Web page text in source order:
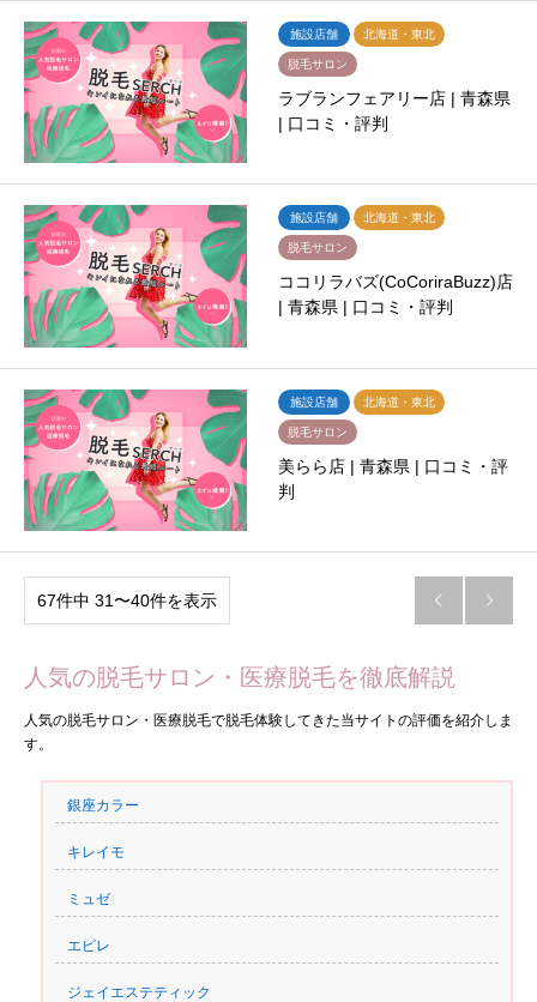
施設店舗 北海道・東北
脱毛サロン
ラブランフェアリー店 | 青森県
| 口コミ・評判
施設店舗 北海道・東北
脱毛サロン
ココリラバズ(CoCoriraBuzz)店
| 青森県 | 口コミ・評判
施設店舗 北海道・東北
脱毛サロン
美らら店 | 青森県 | 口コミ・評
判
67件中 31〜40件を表示  
人気の脱毛サロン・医療脱毛を徹底解説
人気の脱毛サロン・医療脱毛で脱毛体験してきた当サイトの評価を紹介しま
す。
銀座カラー
キレイモ
ミュゼ
エピレ
ジェイエステティック